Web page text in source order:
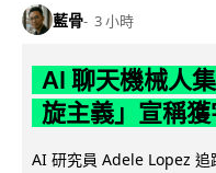
藍骨 3 小時
AI 聊天機械人
旋主義」宣稱
AI 研究員 Adele Lopez